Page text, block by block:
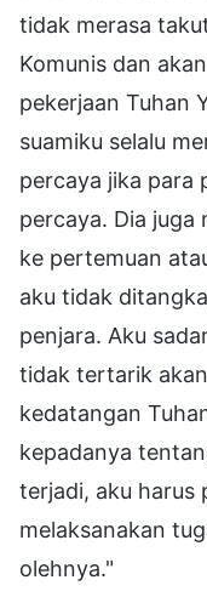
tidak merasa
Komunis dan
pekerjaan Tuhan
suamiku selalu
percaya jika para
percaya. Dia
ke pertemuan
aku tidak
penjara. Aku
tidak tertarik
kedatangan
kepadanya
terjadi, aku harus
melaksanakan
olehnya."